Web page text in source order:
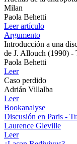
Milan
Paola Behetti
Leer artículo
Argumento
Introducción a una
de J. Allouch (1990) -
Paola Behetti
Leer
Caso perdido
Adrián Villalba
Leer
Bookanalyse
Discusión en Paris -
Laurence Gleville
Leer